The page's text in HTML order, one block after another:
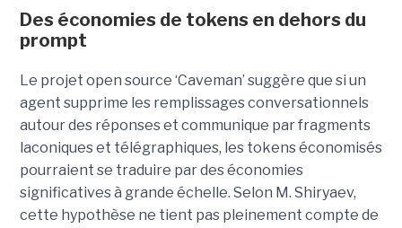
Des économies de tokens en dehors du
prompt
Le projet open source ‘Caveman’ suggère que si un
agent supprime les remplissages conversationnels
autour des réponses et communique par fragments
laconiques et télégraphiques, les tokens économisés
pourraient se traduire par des économies
significatives à grande échelle. Selon M. Shiryaev,
cette hypothèse ne tient pas pleinement compte de